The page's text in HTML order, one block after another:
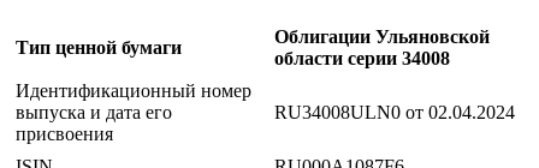
Тип ценной бумаги
Облигации Ульяновской
области серии 34008
Идентификационный номер
выпуска и дата его
присвоения
RU34008ULN0 от 02.04.2024